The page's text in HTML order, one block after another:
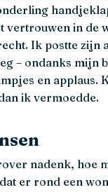
vertrouwen in de
Ik postte zijn
– ondanks mijn
en applaus.
ik vermoedde.
nadenk, hoe
er rond een